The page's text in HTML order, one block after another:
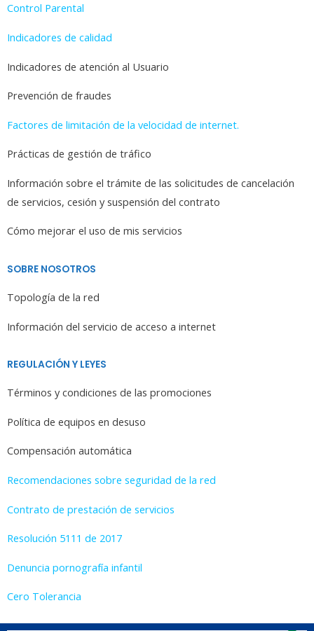
Control Parental
Indicadores de calidad
Indicadores de atención al Usuario
Prevención de fraudes
Factores de limitación de la velocidad de internet.
Prácticas de gestión de tráfico
Información sobre el trámite de las solicitudes de cancelación
de servicios, cesión y suspensión del contrato
Cómo mejorar el uso de mis servicios
SOBRE NOSOTROS
Topología de la red
Información del servicio de acceso a internet
REGULACIÓN Y LEYES
Términos y condiciones de las promociones
Política de equipos en desuso
Compensación automática
Recomendaciones sobre seguridad de la red
Contrato de prestación de servicios
Resolución 5111 de 2017
Denuncia pornografía infantil
Cero Tolerancia